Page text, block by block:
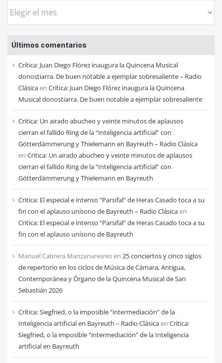
Busca
entradas
de
cada
mes
Últimos comentarios
Crítica: Juan Diego Flórez inaugura la Quincena Musical
donostiarra. De buen notable a ejemplar sobresaliente – Radio
Clásicaen Crítica: Juan Diego Flórez inaugura la Quincena
Musical donostiarra. De buen notable a ejemplar sobresaliente
Critica: Un airado abucheo y veinte minutos de aplausos
cierran el fallido Ring de la “Inteligencia artificial” con
Götterdämmerung y Thielemann en Bayreuth – Radio Clásica
en Critica: Un airado abucheo y veinte minutos de aplausos
cierran el fallido Ring de la “Inteligencia artificial” con
Götterdämmerung y Thielemann en Bayreuth
Critica: El especial e intenso “Parsifal” de Heras Casado toca a su
fin con el aplauso unísono de Bayreuth – Radio Clásicaen
Critica: El especial e intenso “Parsifal” de Heras Casado toca a su
fin con el aplauso unísono de Bayreuth
Manuel Cabrera Manzanaresresen 25 conciertos y cinco siglos
de repertorio en los ciclos de Música de Cámara, Antigua,
Contemporánea y Órgano de la Quincena Musical de San
Sebastián 2026
Crítica: Siegfried, o la imposible “intermediación” de la
Inteligencia artificial en Bayreuth – Radio Clásicaen Crítica:
Siegfried, o la imposible “intermediación” de la Inteligencia
artificial en Bayreuth